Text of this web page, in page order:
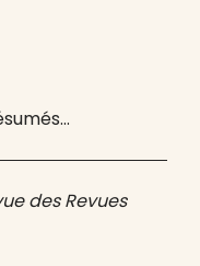
des Revues